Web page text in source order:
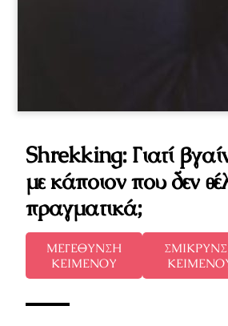
Shrekking: Γιατί
με κάποιον που δεν
πραγματικά;
ΜΕΓΕΘΥΝΣΗ
ΚΕΙΜΕΝΟΥ